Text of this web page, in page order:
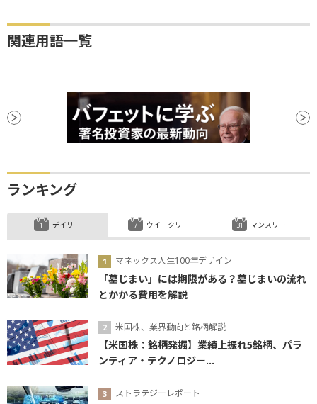
関連用語一覧
ランキング
デイリー
マネックス人生100年デザイン
「墓じまい」には期限がある？墓じまいの流れ
とかかる費用を解説
米国株、業界動向と銘柄解説
【米国株：銘柄発掘】業績上振れ5銘柄、パラ
ンティア・テクノロジー...
ストラテジーレポート
ウイークリー マンスリー